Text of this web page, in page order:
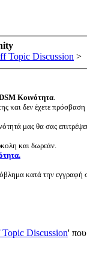
Topic Discussion >
Κοινότητα.
και δεν έχετε πρόσβαση
μας θα σας
και δωρεάν.
κατά την
Discussion'